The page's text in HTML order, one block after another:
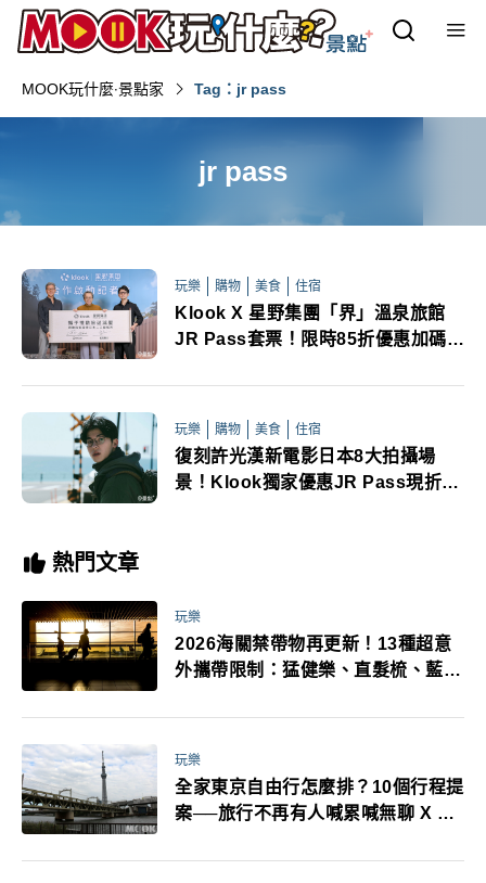
MOOK玩什麼‧景點家 Tag：jr pass
jr pass
玩樂 購物 美食 住宿
Klook X 星野集團「界」溫泉旅館
JR Pass套票！限時85折優惠加碼送
玩樂 購物 美食 住宿
復刻許光漢新電影日本8大拍攝場
景！Klook獨家優惠JR Pass現折
熱門文章
玩樂
2026海關禁帶物再更新！13種超意
外攜帶限制：猛健樂、直髮梳、藍牙
萬！注意事項一次看！
玩樂
全家東京自由行怎麼排？10個行程提
案──旅行不再有人喊累喊無聊 X 爸